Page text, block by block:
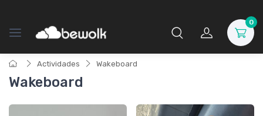
0
Actividades Wakeboard
Wakeboard